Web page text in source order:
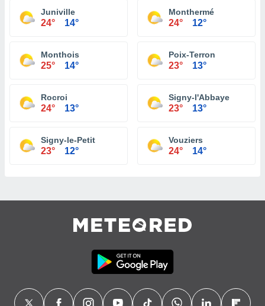
Juniville
24° 14°
Monthermé
24° 12°
Monthois
25° 14°
Poix-Terron
23° 13°
Rocroi
24° 13°
Signy-l'Abbaye
23° 13°
Signy-le-Petit
23° 12°
Vouziers
24° 14°